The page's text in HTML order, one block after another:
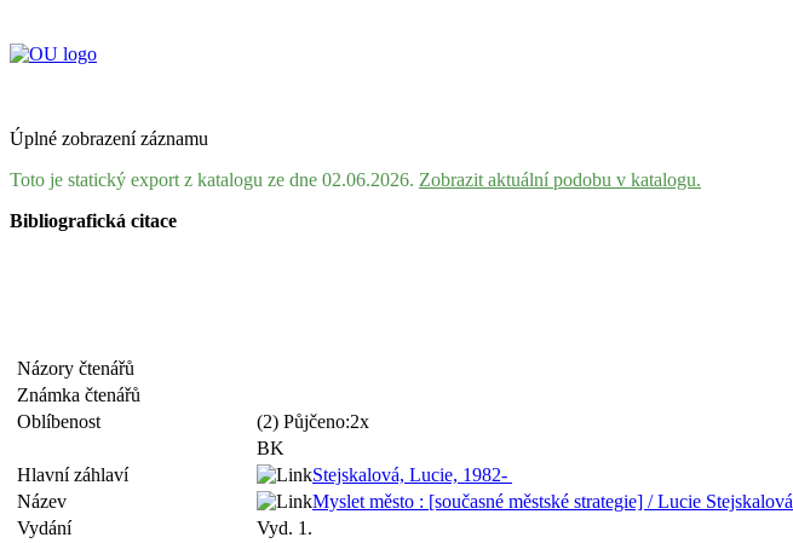
Úplné zobrazení záznamu
Toto je statický export z katalogu ze dne 02.06.2026. Zobrazit aktuální podobu v katalogu.
Bibliografická citace
Názory čtenářů
Známka čtenářů
Oblíbenost
(2) Půjčeno:2x
BK
Hlavní záhlaví
Stejskalová, Lucie, 1982-
Název
Myslet město : [současné městské strategie] / Lucie Stejskalová
Vydání
Vyd. 1.